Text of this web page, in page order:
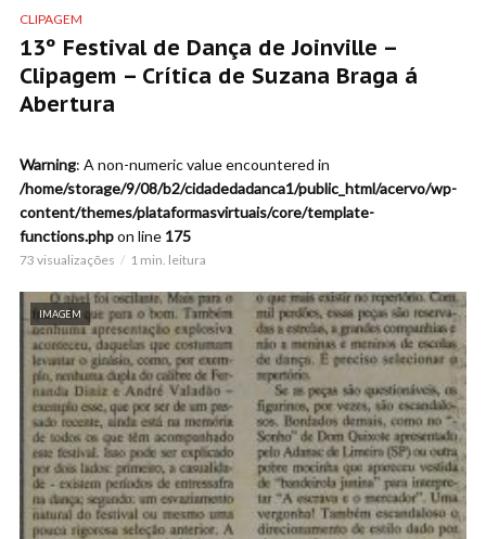
CLIPAGEM
13º Festival de Dança de Joinville –
Clipagem – Crítica de Suzana Braga á
Abertura
Warning: A non-numeric value encountered in
/home/storage/9/08/b2/cidadedadanca1/public_html/acervo/wp-
content/themes/plataformasvirtuais/core/template-
functions.phpon line 175
73 visualizações 1 min. leitura
IMAGEM